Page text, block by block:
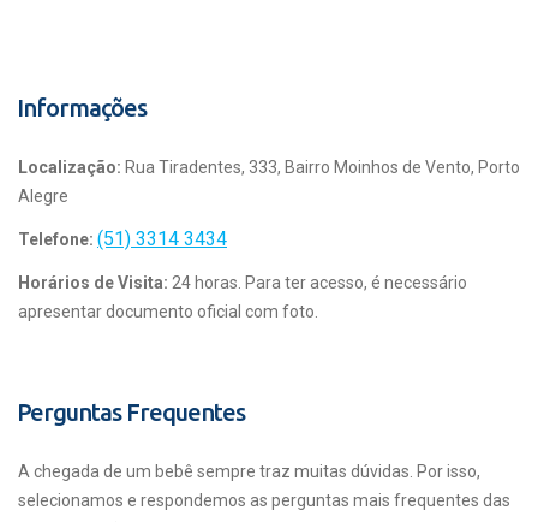
Informações
Localização: Rua Tiradentes, 333, Bairro Moinhos de Vento, Porto
Alegre
Telefone: (51) 3314 3434
Horários de Visita: 24 horas. Para ter acesso, é necessário
apresentar documento oficial com foto.
Perguntas Frequentes
A chegada de um bebê sempre traz muitas dúvidas. Por isso,
selecionamos e respondemos as perguntas mais frequentes das